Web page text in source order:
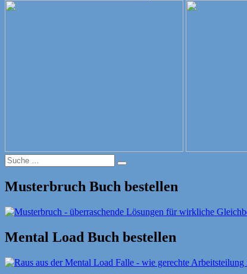
Suche
nach:
Suche
Musterbruch Buch bestellen
Mental Load Buch bestellen